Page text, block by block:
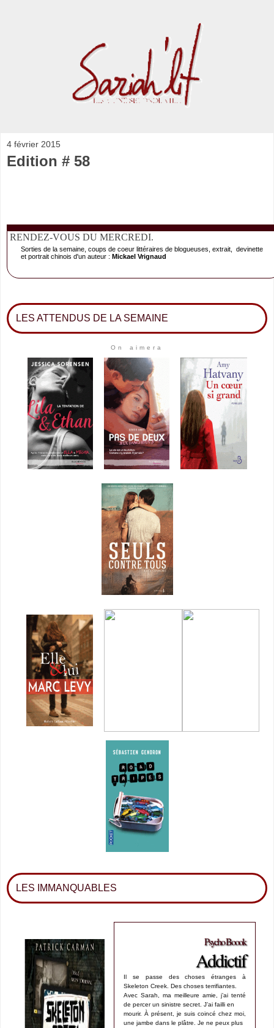
4 février 2015
Edition # 58
RENDEZ-VOUS DU MERCREDI.
Sorties de la semaine, coups de coeur littéraires de blogueuses, extrait, devinette
et portrait chinois d'un auteur : Mickael Vrignaud
LES ATTENDUS DE LA SEMAINE
On aimera
LES IMMANQUABLES
Psycho Boook
Addictif
Il se passe des choses étranges à
Skeleton Creek. Des choses terrifiantes.
Avec Sarah, ma meilleure amie, j’ai tenté
de percer un sinistre secret. J’ai failli en
mourir. À présent, je suis coincé chez moi,
une jambe dans le plâtre. Je ne peux plus